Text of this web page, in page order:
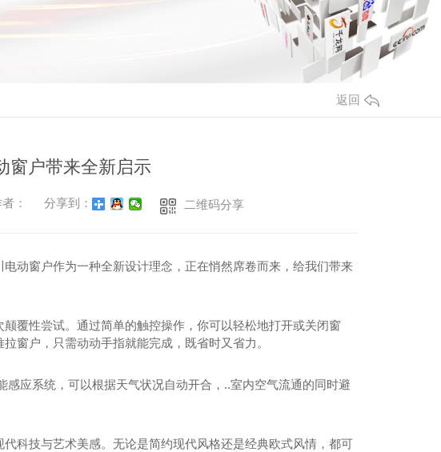
返回
窗户带来全新启示
： 分享到： 二维码分享
动窗户作为一种全新设计理念，正在悄然席卷而来，给我们带来
覆性尝试。通过简单的触控操作，你可以轻松地打开或关闭窗
窗户，只需动动手指就能完成，既省时又省力。
应系统，可以根据天气状况自动开合，..室内空气流通的同时避
科技与艺术美感。无论是简约现代风格还是经典欧式风情，都可